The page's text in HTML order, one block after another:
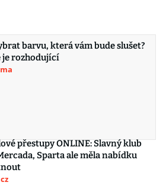
barvu, která vám bude slušet?
je rozhodující
přestupy ONLINE: Slavný klub
Sparta ale měla nabídku